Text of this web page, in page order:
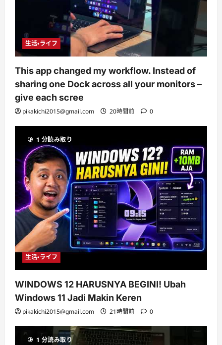
生活・ライフ
This app changed my workflow. Instead of
sharing one Dock across all your monitors –
give each scree
pikakichi2015@gmail.com 20時間前 0
1 分読み取り
生活・ライフ
WINDOWS 12 HARUSNYA BEGINI! Ubah
Windows 11 Jadi Makin Keren
pikakichi2015@gmail.com 21時間前 0
1 分読み取り